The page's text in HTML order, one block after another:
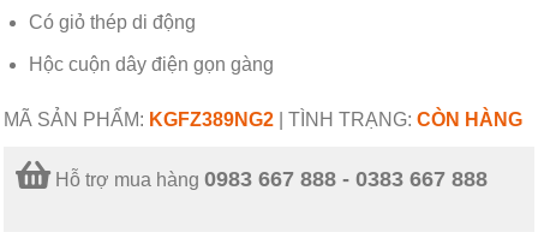
Có giỏ thép di động
Hộc cuộn dây điện gọn gàng
MÃ SẢN PHẨM: KGFZ389NG2 TÌNH TRẠNG: CÒN HÀNG
Hỗ trợ mua hàng 0983 667 888 - 0383 667 888